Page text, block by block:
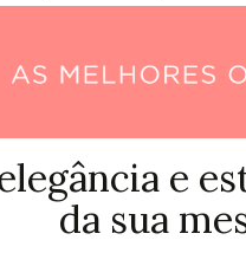
e
da sua